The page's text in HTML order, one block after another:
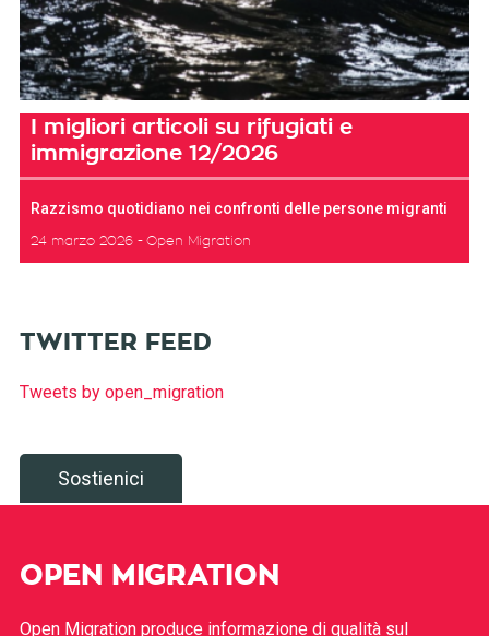
I migliori articoli su rifugiati e
immigrazione 12/2026
Razzismo quotidiano nei confronti delle persone migranti
24 marzo 2026 Open Migration
TWITTER FEED
Tweets by open_migration
Sostienici
OPEN MIGRATION
Open Migration produce informazione di qualità sul